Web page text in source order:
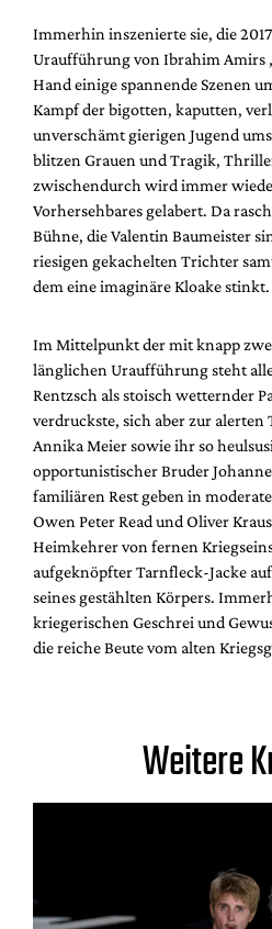
Immerhin inszenierte sie, die
Uraufführung von Ibrahim Amirs
Hand einige spannende Szenen
Kampf der bigotten, kaputten,
unverschämt gierigen Jugend
blitzen Grauen und Tragik,
zwischendurch wird immer
Vorhersehbares gelabert. Da
Bühne, die Valentin Baumeister
riesigen gekachelten Trichter
dem eine imaginäre Kloake stinkt.
Im Mittelpunkt der mit knapp
länglichen Uraufführung steht
Rentzsch als stoisch wetternder
verdruckste, sich aber zur alerten
Annika Meier sowie ihr so
opportunistischer Bruder
familiären Rest geben in
Owen Peter Read und Oliver
Heimkehrer von fernen
aufgeknöpfter Tarnfleck-Jacke
seines gestählten Körpers.
kriegerischen Geschrei und
die reiche Beute vom alten
Weitere